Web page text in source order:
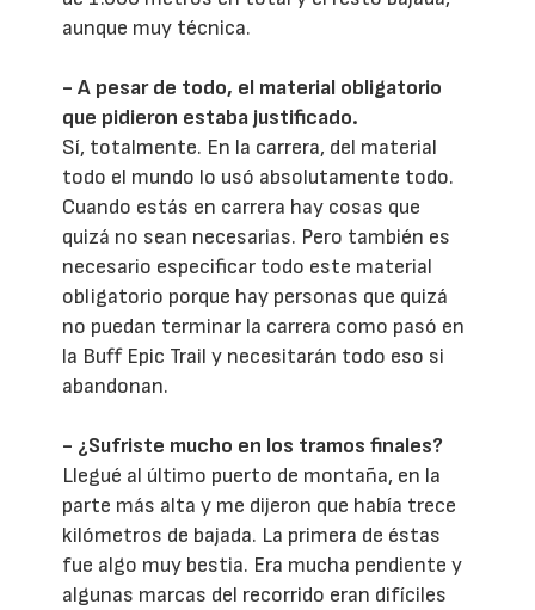
aunque muy técnica.
- A pesar de todo, el material obligatorio
que pidieron estaba justificado.
Sí, totalmente. En la carrera, del material
todo el mundo lo usó absolutamente todo.
Cuando estás en carrera hay cosas que
quizá no sean necesarias. Pero también es
necesario especificar todo este material
obligatorio porque hay personas que quizá
no puedan terminar la carrera como pasó en
la Buff Epic Trail y necesitarán todo eso si
abandonan.
- ¿Sufriste mucho en los tramos finales?
Llegué al último puerto de montaña, en la
parte más alta y me dijeron que había trece
kilómetros de bajada. La primera de éstas
fue algo muy bestia. Era mucha pendiente y
algunas marcas del recorrido eran difíciles